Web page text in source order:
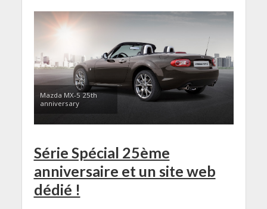
Mazda MX-5 25th
anniversary
Série Spécial 25ème
anniversaire et un site web
dédié !